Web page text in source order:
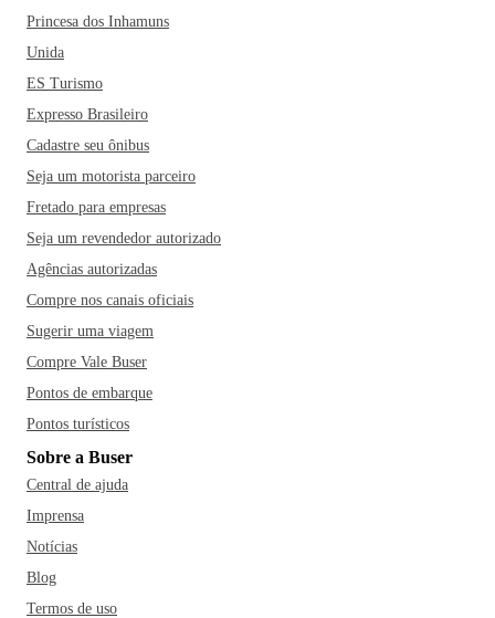
Princesa dos Inhamuns
Unida
ES Turismo
Expresso Brasileiro
Cadastre seu ônibus
Seja um motorista parceiro
Fretado para empresas
Seja um revendedor autorizado
Agências autorizadas
Compre nos canais oficiais
Sugerir uma viagem
Compre Vale Buser
Pontos de embarque
Pontos turísticos
Sobre a Buser
Central de ajuda
Imprensa
Notícias
Blog
Termos de uso